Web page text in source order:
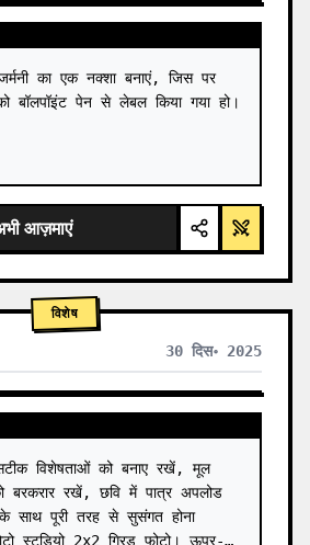
का एक नक्शा बनाएं, जिस पर
बॉलपॉइंट पेन से लेबल किया गया हो।
आज़माएं
विशेष
30 दिस॰ 2025
विशेषताओं को बनाए रखें, मूल
बरकरार रखें, छवि में पात्र अपलोड
साथ पूरी तरह से सुसंगत होना
स्टूडियो 2x2 ग्रिड फोटो। ऊपर-